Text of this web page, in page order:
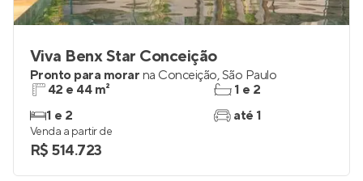
Viva Benx Star Conceição
Pronto para morar na Conceição,São Paulo
42 e 44 m²
1 e 2
1 e 2
até 1
Venda a partir de
R$ 514.723